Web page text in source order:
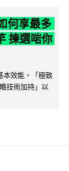
何享最多
揀選啱你
本效能，「極致
技術加持」以